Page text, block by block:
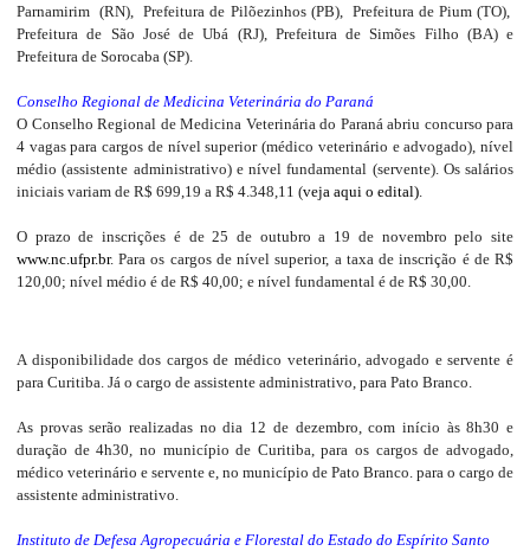
Parnamirim (RN), Prefeitura de Pilõezinhos (PB), Prefeitura de Pium (TO),
Prefeitura de São José de Ubá (RJ), Prefeitura de Simões Filho (BA) e
Prefeitura de Sorocaba (SP).
Conselho Regional de Medicina Veterinária do Paraná
O Conselho Regional de Medicina Veterinária do Paraná abriu concurso para
4 vagas para cargos de nível superior (médico veterinário e advogado), nível
médio (assistente administrativo) e nível fundamental (servente). Os salários
iniciais variam de R$ 699,19 a R$ 4.348,11 (veja aqui o edital).
O prazo de inscrições é de 25 de outubro a 19 de novembro pelo site
www.nc.ufpr.br. Para os cargos de nível superior, a taxa de inscrição é de R$
120,00; nível médio é de R$ 40,00; e nível fundamental é de R$ 30,00.
A disponibilidade dos cargos de médico veterinário, advogado e servente é
para Curitiba. Já o cargo de assistente administrativo, para Pato Branco.
As provas serão realizadas no dia 12 de dezembro, com início às 8h30 e
duração de 4h30, no município de Curitiba, para os cargos de advogado,
médico veterinário e servente e, no município de Pato Branco. para o cargo de
assistente administrativo.
Instituto de Defesa Agropecuária e Florestal do Estado do Espírito Santo